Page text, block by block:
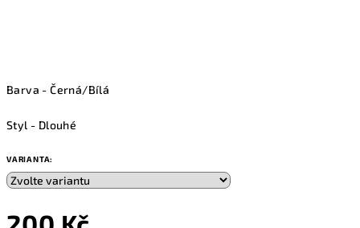
Barva - Černá/Bílá
Styl - Dlouhé
VARIANTA: